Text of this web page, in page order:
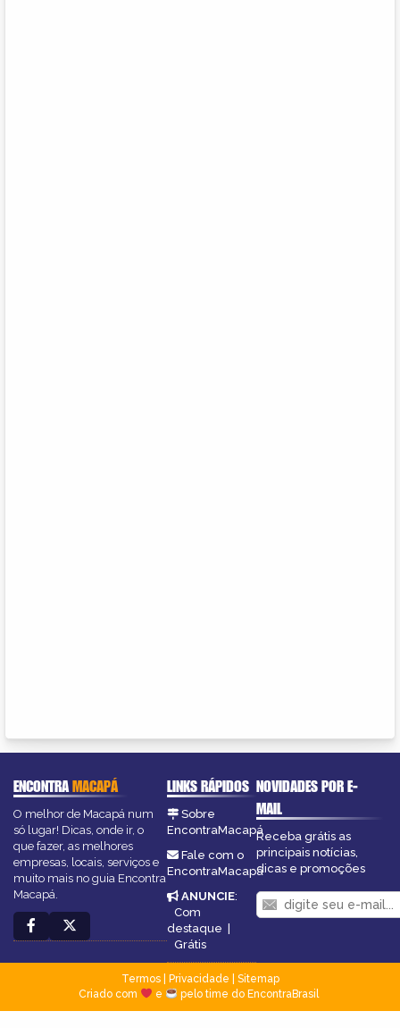
ENCONTRAMACAPÁ
O melhor de Macapá num
só lugar! Dicas, onde ir, o
que fazer, as melhores
empresas, locais, serviços e
muito mais no guia Encontra
Macapá.
LINKS RÁPIDOS
Sobre
EncontraMacapá
Fale com o
EncontraMacapá
ANUNCIE:
Com
destaque
Grátis
NOVIDADES POR E-
MAIL
Receba grátis as
principais notícias,
dicas e promoções
Termos| Privacidade
Sitemap
Criado com
e pelo time do EncontraBrasil